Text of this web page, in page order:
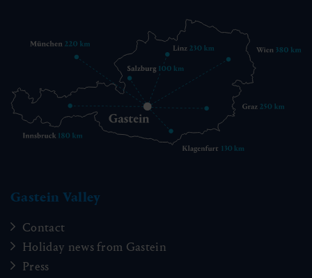
Gastein Valley
Contact
Holiday news from Gastein
Press